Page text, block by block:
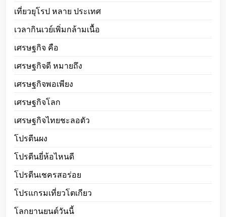
เที่ยวยุโรป หลาย ประเทศ
เวลากินเวย์เพิ่มกล้ามเนื้อ
เศรษฐกิจ คือ
เศรษฐกิจดี หมายถึง
เศรษฐกิจพอเพียง
เศรษฐกิจโลก
เศรษฐกิจไทยชะลอตัว
โปรตีนผง
โปรตีนยี่ห้อไหนดี
โปรตีนเชครสอร่อย
โปรแกรมเที่ยวโตเกียว
โลกยานยนต์วันนี้